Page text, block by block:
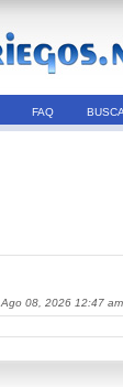
FAQ
08, 2026 12:47 am